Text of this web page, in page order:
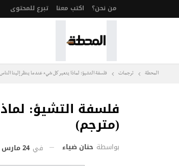
من نحن؟ اكتب معنا تبرع للمحتوى
المحطة ترجمات فلسفة التشيؤ: لماذا يتغير كل شيء عندما ينظر إلينا
فلسفة التشيؤ:
(مترجم)
بواسطة حنان ضياء في 24 مارس 2022